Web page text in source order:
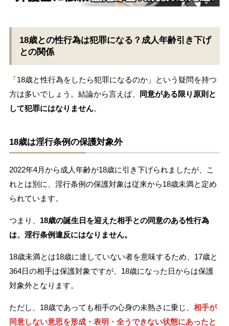
18歳との性行為は犯罪になる？成人年齢引き下げ
との関係
「18歳と性行為をしたら犯罪になるのか」という疑問を持つ
方は多いでしょう。結論から言えば、
同意がある限り原則と
して犯罪にはなりません。
18歳は淫行条例の保護対象外
2022年4月から成人年齢が18歳に引き下げられましたが、こ
れとは別に、淫行条例の保護対象は従来から18歳未満と定め
られています。
つまり、 18歳の誕生日を迎えた相手との同意のある性行為
は、淫行条例違反にはなりません。
18歳未満とは18歳に達していない者を意味するため、17歳と
364日の相手は保護対象ですが、18歳になった日からは保護
対象外となります。
ただし、18歳であっても相手の心身の未熟さに乗じ、 相手が
同意しない意思を形成・表明・全うできない状態にあったと